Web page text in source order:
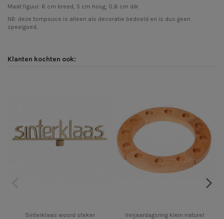
Maat figuur: 6 cm breed, 5 cm hoog, 0,6 cm dik
NB: deze tompouce is alleen als decoratie bedoeld en is dus geen
speelgoed.
Klanten kochten ook:
Sinterklaas woord steker Verjaardagsring klein naturel